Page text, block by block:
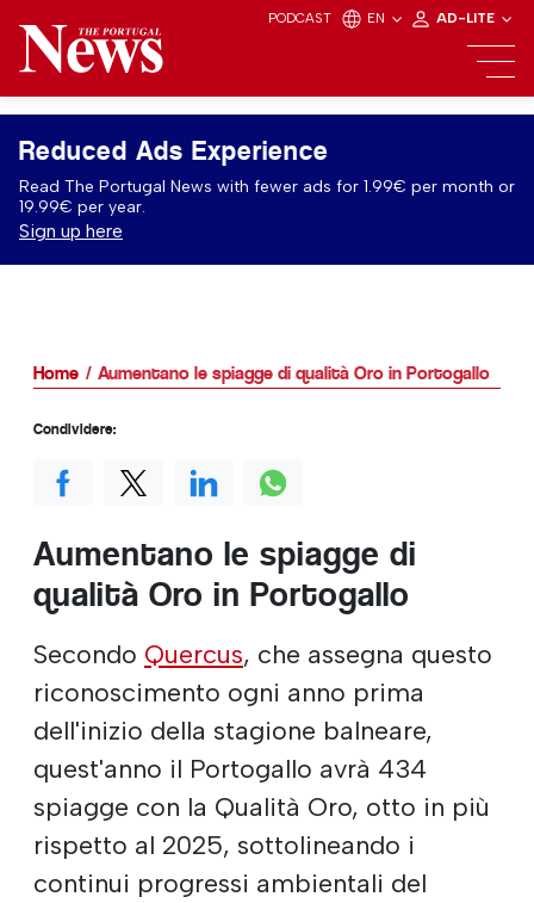
PODCAST EN AD-LITE
Reduced Ads Experience
Read The Portugal News with fewer ads for 1.99€ per month or
19.99€ per year.
Sign up here
Home Aumentano le spiagge di qualità Oro in Portogallo
Aumentano le spiagge di
qualità Oro in Portogallo
Secondo Quercus, che assegna questo
riconoscimento ogni anno prima
dell'inizio della stagione balneare,
quest'anno il Portogallo avrà 434
spiagge con la Qualità Oro, otto in più
rispetto al 2025, sottolineando i
continui progressi ambientali del
Condividere: